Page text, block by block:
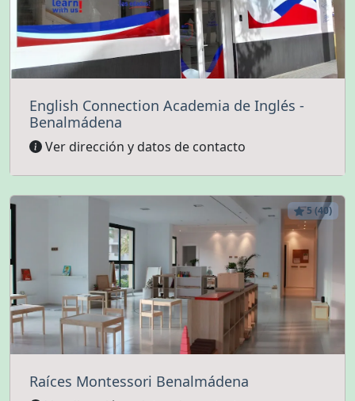
English Connection Academia de Inglés -
Benalmádena
Ver dirección y datos de contacto
5 (40)
Raíces Montessori Benalmádena